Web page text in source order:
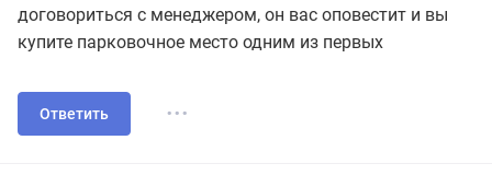
договориться с менеджером, он вас оповестит и вы
купите парковочное место одним из первых
Ответить ...